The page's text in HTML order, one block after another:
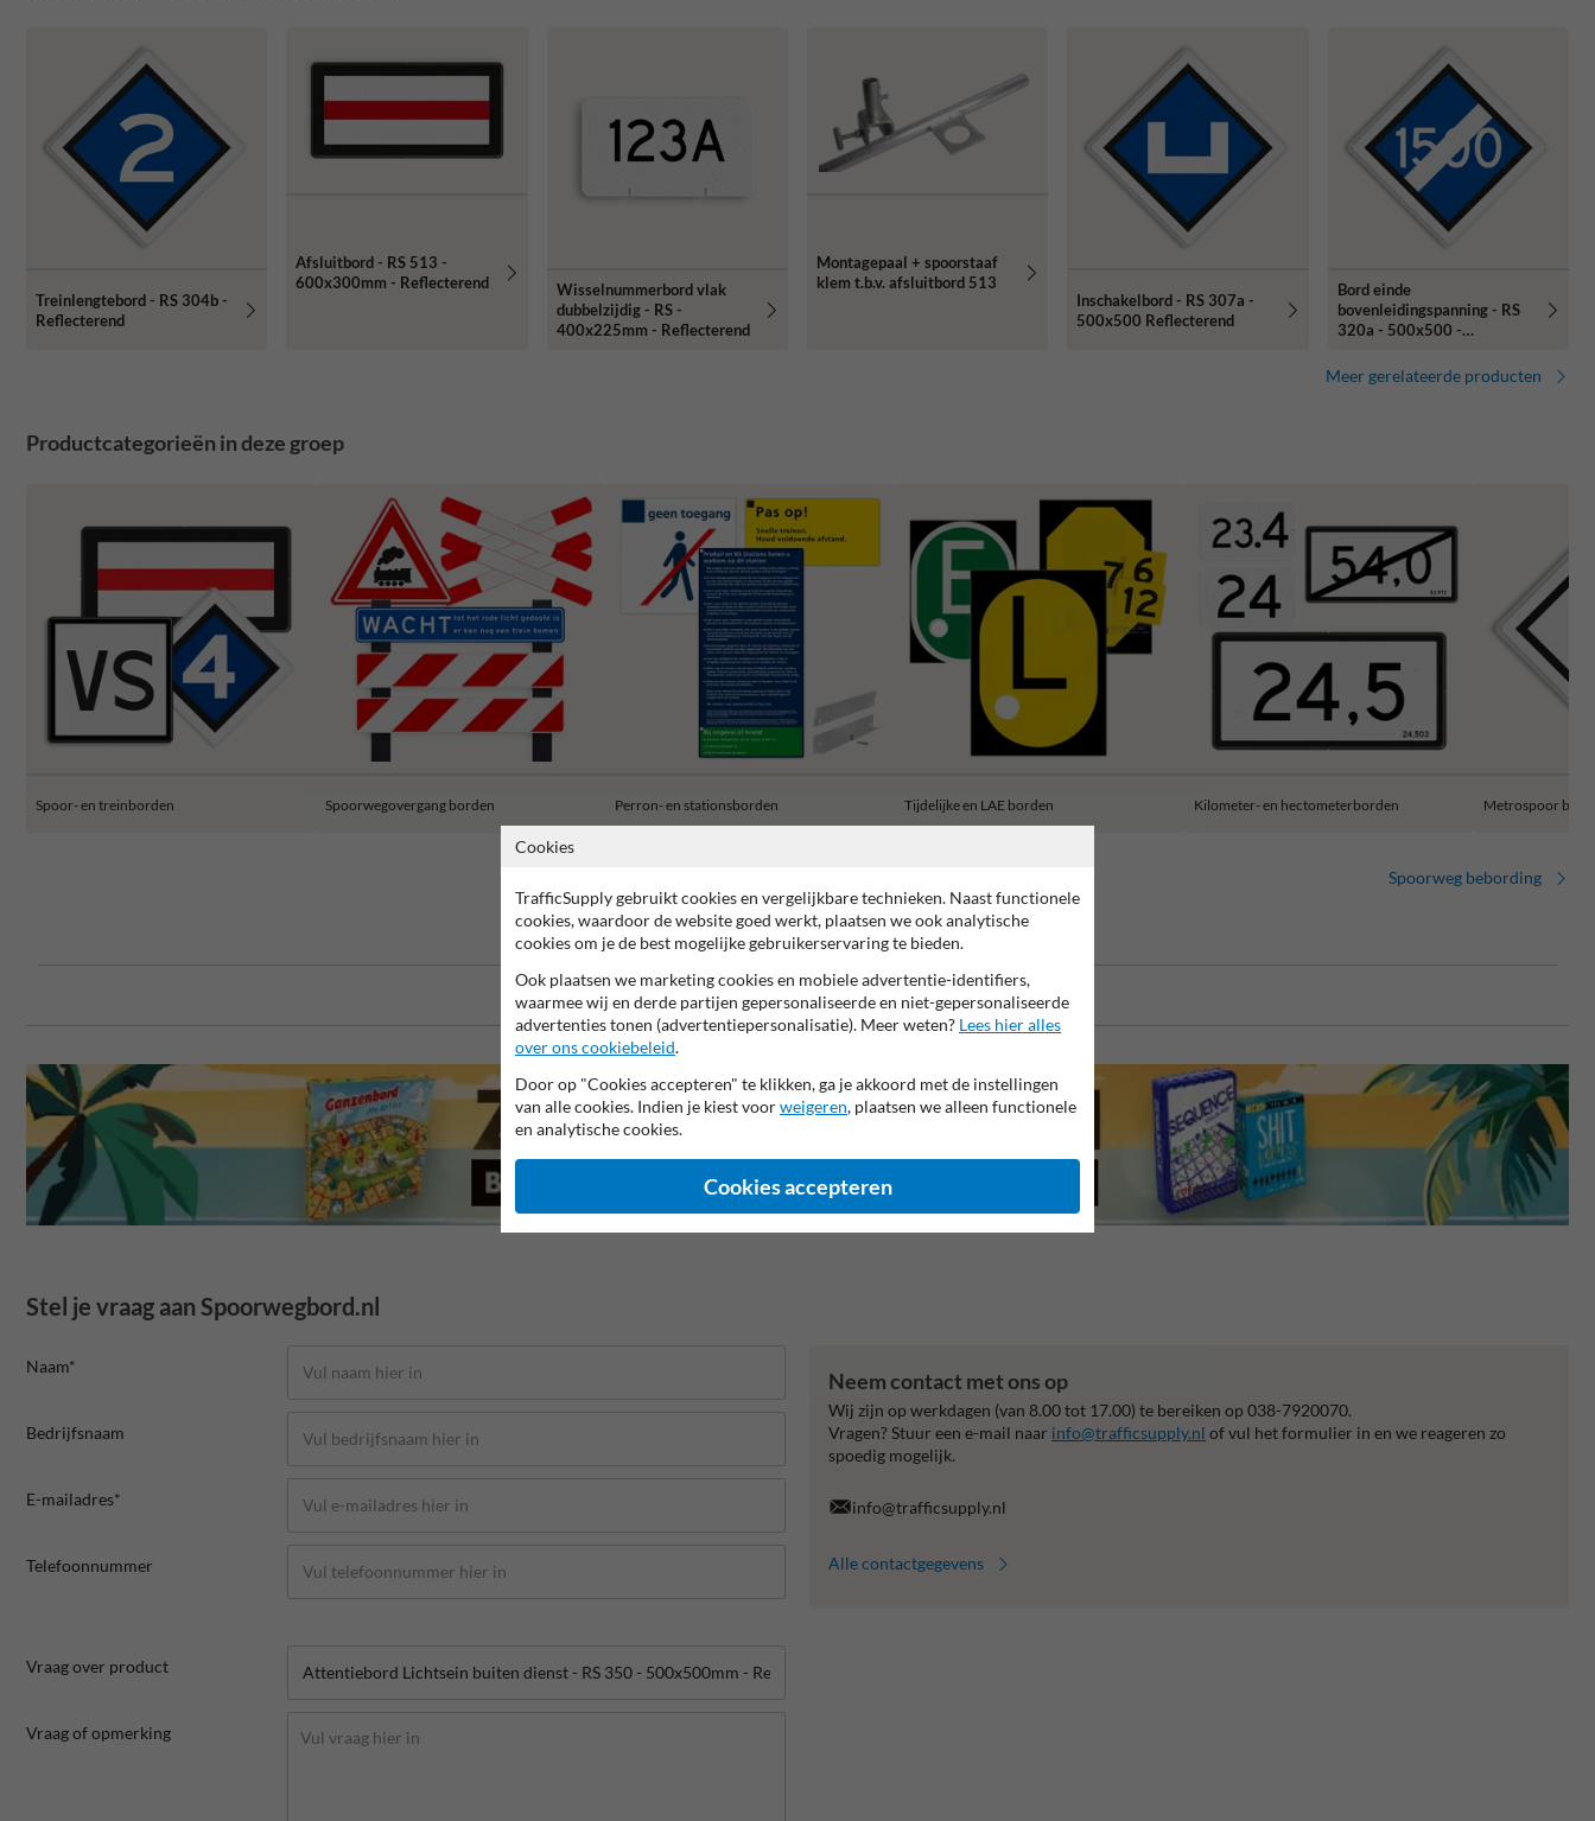
Treinlengtebord - RS 304b -
Reflecterend
Afsluitbord - RS 513 -
600x300mm - Reflecterend
Wisselnummerbord vlak
dubbelzijdig - RS -
400x225mm - Reflecterend
Montagepaal + spoorstaaf
klem t.b.v. afsluitbord 513
Inschakelbord - RS 307a -
500x500 Reflecterend
Bord einde
bovenleidingspanning - RS
320a - 500x500 -
Meer gerelateerde producten
Productcategorieën in deze groep
Spoor- en treinborden Spoorwegovergang borden Perron- en stationsborden Tijdelijke en LAE borden Kilometer- en hectometerborden Metrospoor
Spoorweg bebording
Stel je vraag aan Spoorwegbord.nl
Naam*
Bedrijfsnaam
E-mailadres*
Telefoonnummer
Vraag over product
Vraag of opmerking
Neem contact met ons op
Wij zijn op werkdagen (van 8.00 tot 17.00) te bereiken op 038-7920070.
Vragen? Stuur een e-mail naar info@trafficsupply.nl of vul het formulier in en we reageren zo
spoedig mogelijk.
info@trafficsupply.nl
Alle contactgegevens
Cookies
TrafficSupply gebruikt cookies en vergelijkbare technieken. Naast functionele
cookies, waardoor de website goed werkt, plaatsen we ook analytische
cookies om je de best mogelijke gebruikerservaring te bieden.
Ook plaatsen we marketing cookies en mobiele advertentie-identifiers,
waarmee wij en derde partijen gepersonaliseerde en niet-gepersonaliseerde
advertenties tonen (advertentiepersonalisatie). Meer weten? Lees hier alles
over ons cookiebeleid.
Door op "Cookies accepteren" te klikken, ga je akkoord met de instellingen
van alle cookies. Indien je kiest voorweigeren, plaatsen we alleen functionele
en analytische cookies.
Cookies accepteren